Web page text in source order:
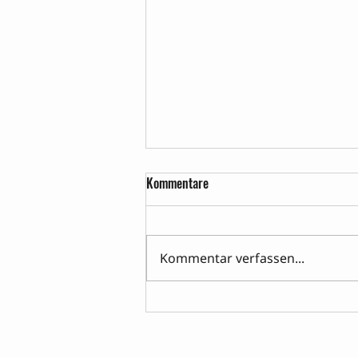
Geistiges Heilen
Kommentare
Kommentar verfassen...